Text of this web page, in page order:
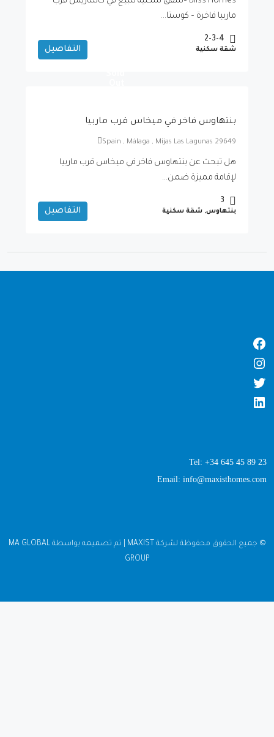
ماربيا فاخرة – كوستا...
2-3-4
شقة سكنية التفاصيل
بنتهاوس فاخر في ميخاس قرب ماربيا
Spain , Málaga , Mijas Las Lagunas 29649
هل تبحث عن بنتهاوس فاخر في ميخاس قرب ماربيا
لإقامة مميزة ضمن...
3
بنتهاوس, شقة سكنية التفاصيل
Tel: +34 645 45 89 23
Email: info@maxisthomes.com
© جميع الحقوق محفوظة لشركة MAXIST | تم تصميمه بواسطة MA GLOBAL
GROUP